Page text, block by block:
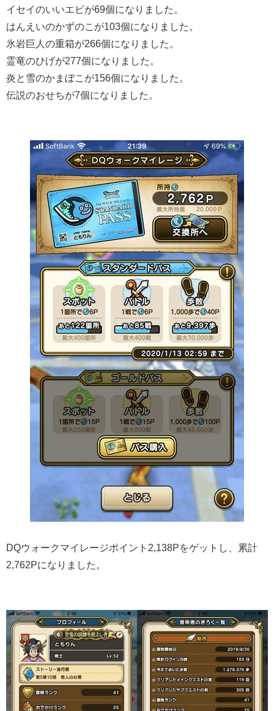
イセイのいいエビが69個になりました。
はんえいのかずのこが103個になりました。
氷岩巨人の重箱が266個になりました。
霊竜のひげが277個になりました。
炎と雪のかまぼこが156個になりました。
伝説のおせちが7個になりました。
DQウォークマイレージポイント2,138Pをゲットし、累計
2,762Pになりました。